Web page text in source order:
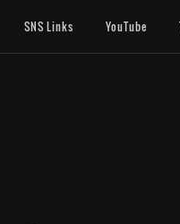
SNS Links YouTube